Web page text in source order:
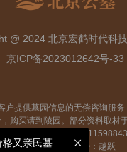
@ 2024 北京宏鹤时代科
京ICP备2023012642号-33
户提供墓园信息的无偿咨询服
购买请到陵园。部分资料取材
侵权问题，请联系:18611598843
网站地图
技术支持：越跃
1、咨询顾问，了解正规价格亲民墓地咨询顾问，了解正规价格亲民墓地？
2、了解环境好价格又亲民墓地？